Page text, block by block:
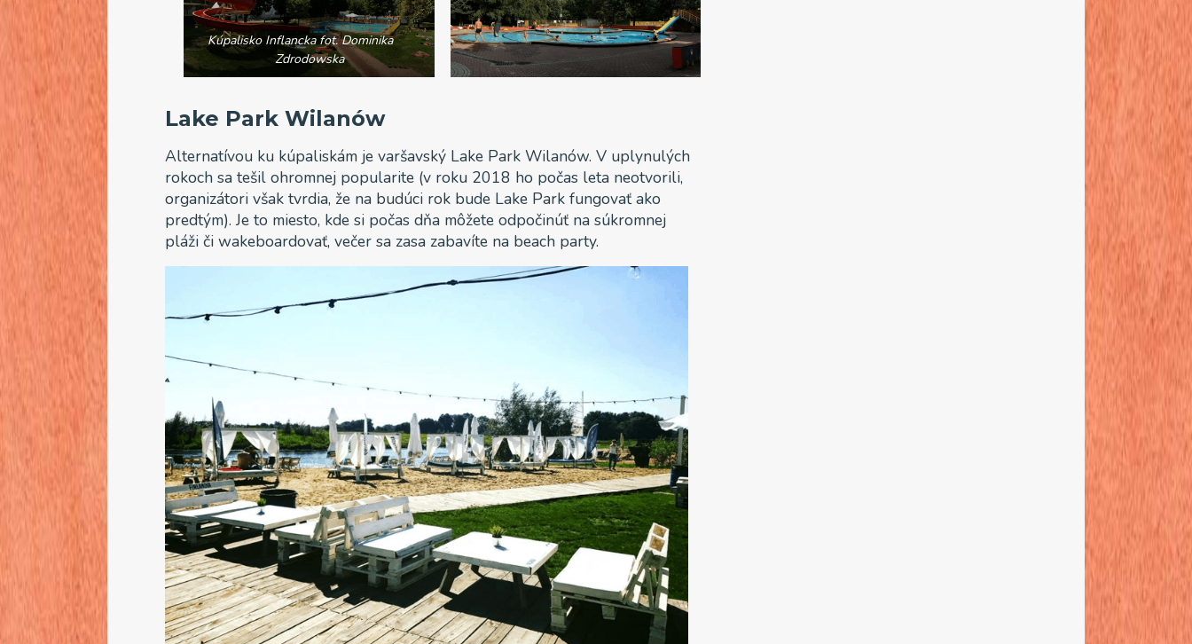
Kúpalisko Inflancka fot. Dominika
Zdrodowska
Lake Park Wilanów
Alternatívou ku kúpaliskám je varšavský Lake Park Wilanów. V uplynulých
rokoch sa tešil ohromnej popularite (v roku 2018 ho počas leta neotvorili,
organizátori však tvrdia, že na budúci rok bude Lake Park fungovať ako
predtým). Je to miesto, kde si počas dňa môžete odpočinúť na súkromnej
pláži či wakeboardovať, večer sa zasa zabavíte na beach party.